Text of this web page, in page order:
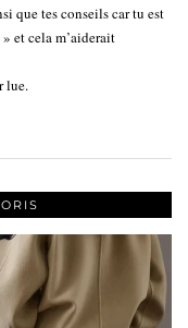
que tes conseils car tu est
et cela m’aiderait
lue.